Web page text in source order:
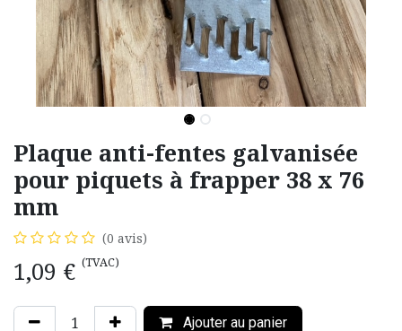
Plaque anti-fentes galvanisée
pour piquets à frapper 38 x 76
mm
(0 avis)
1,09 € (TVAC)
Ajouter au panier